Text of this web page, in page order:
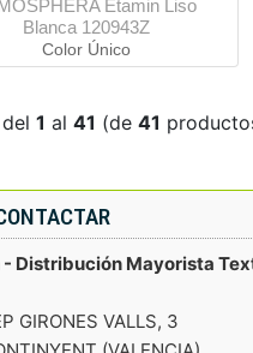
Etamin Liso
Blanca 120943Z
Color Único
1 al 41 (de 41
- Distribución Mayorista
GIRONES VALLS, 3